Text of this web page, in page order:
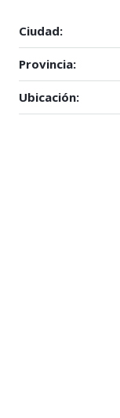
Ciudad:
Provincia:
Ubicación: